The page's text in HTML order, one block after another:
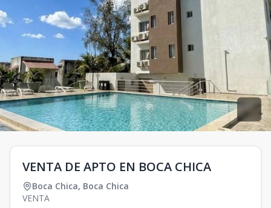
VENTA DE APTO EN BOCA CHICA
Boca Chica, Boca Chica
VENTA